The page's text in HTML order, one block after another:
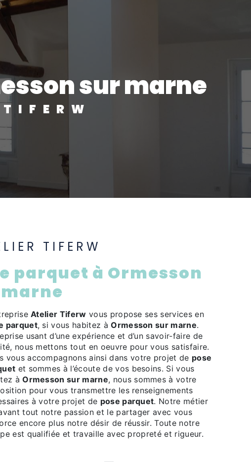
sur marne
TIFERW
TIFERW
Atelier Tiferw vous propose ses services en
parquet, si vous habitez àOrmesson sur marne.
usant d’une expérience et d’un savoir-faire de
nous mettons tout en oeuvre pour vous satisfaire.
vous accompagnons ainsi dans votre projet de pose
et sommes à l’écoute de vos besoins. Si vous
àOrmesson sur marne, nous sommes à votre
pour vous transmettre les renseignements
à votre projet de pose parquet. Notre métier
tout notre passion et le partager avec vous
encore plus notre désir de réussir. Toute notre
est qualifiée et travaille avec propreté et rigueur.